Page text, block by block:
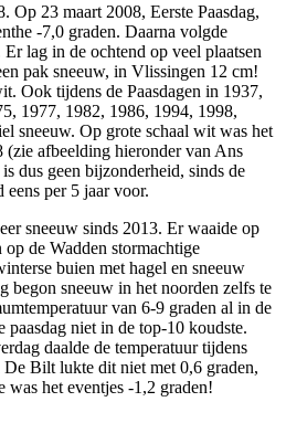
Op 23 maart 2008, Eerste Paasdag,
-7,0 graden. Daarna volgde
lag in de ochtend op veel plaatsen
pak sneeuw, in Vlissingen 12 cm!
Ook tijdens de Paasdagen in 1937,
1977, 1982, 1986, 1994, 1998,
sneeuw. Op grote schaal wit was het
(zie afbeelding hieronder van Ans
dus geen bijzonderheid, sinds de
eens per 5 jaar voor.
sneeuw sinds 2013. Er waaide op
op de Wadden stormachtige
buien met hagel en sneeuw
begon sneeuw in het noorden zelfs te
van 6-9 graden al in de
paasdag niet in de top-10 koudste.
daalde de temperatuur tijdens
Bilt lukte dit niet met 0,6 graden,
was het eventjes -1,2 graden!